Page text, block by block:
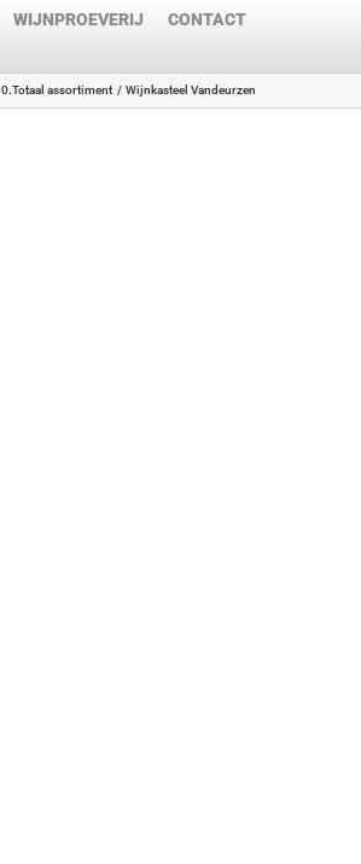
WIJNPROEVERIJ
CONTACT
0.Totaal assortiment Wijnkasteel Vandeurzen